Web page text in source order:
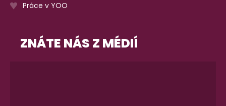
Práce v YOO
ZNÁTE NÁS Z MÉDIÍ